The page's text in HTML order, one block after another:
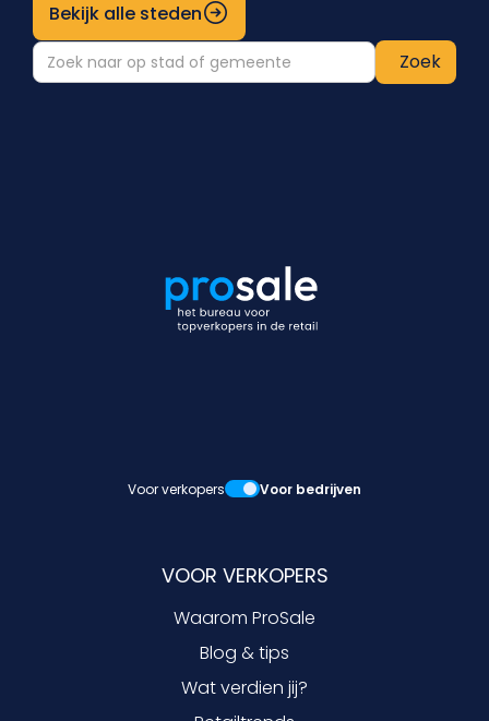
Bekijk alle steden
Voor verkopers Voor bedrijven
VOOR VERKOPERS
Waarom ProSale
Blog & tips
Wat verdien jij?